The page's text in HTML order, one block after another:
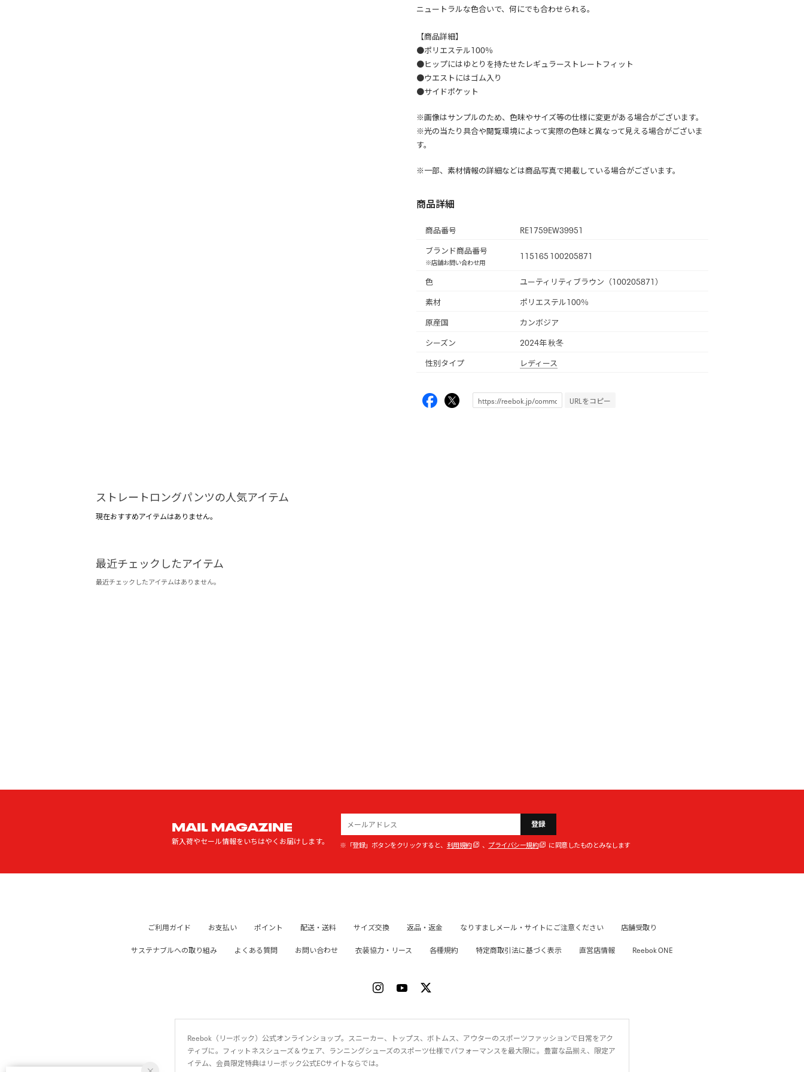
ニュートラルな色合いで、何にでも合わせられる。
【商品詳細】
●ポリエステル100％
●ヒップにはゆとりを持たせたレギュラーストレートフィット
●ウエストにはゴム入り
●サイドポケット
※画像はサンプルのため、色味やサイズ等の仕様に変更がある場合がございます。
※光の当たり具合や閲覧環境によって実際の色味と異なって見える場合がございま
す。
※一部、素材情報の詳細などは商品写真で掲載している場合がございます。
商品詳細
商品番号
RE1759EW39951
ブランド商品番号
※店舗お問い合わせ用
115165 100205871
色
ユーティリティブラウン（100205871）
素材
ポリエステル100％
原産国
カンボジア
シーズン
2024年 秋冬
性別タイプ
レディース
URLをコピー
ストレートロングパンツの人気アイテム
現在おすすめアイテムはありません。
最近チェックしたアイテム
最近チェックしたアイテムはありません。
MAIL MAGAZINE
新入荷やセール情報をいちはやくお届けします。
登録
※「登録」ボタンをクリックすると、 利用規約 、 プライバシー規約 に同意したものとみなします
ご利用ガイド お支払い ポイント 配送・送料 サイズ交換 返品・返金 なりすましメール・サイトにご注意ください 店舗受取り
サステナブルへの取り組み よくある質問 お問い合わせ 衣装協力・リース 各種規約 特定商取引法に基づく表示 直営店情報 Reebok ONE
Reebok（リーボック）公式オンラインショップ。スニーカー、トップス、ボトムス、アウターのスポーツファッションで日常をアク
ティブに。フィットネスシューズ＆ウェア、ランニングシューズのスポーツ仕様でパフォーマンスを最大限に。豊富な品揃え、限定ア
イテム、会員限定特典はリーボック公式ECサイトならでは。